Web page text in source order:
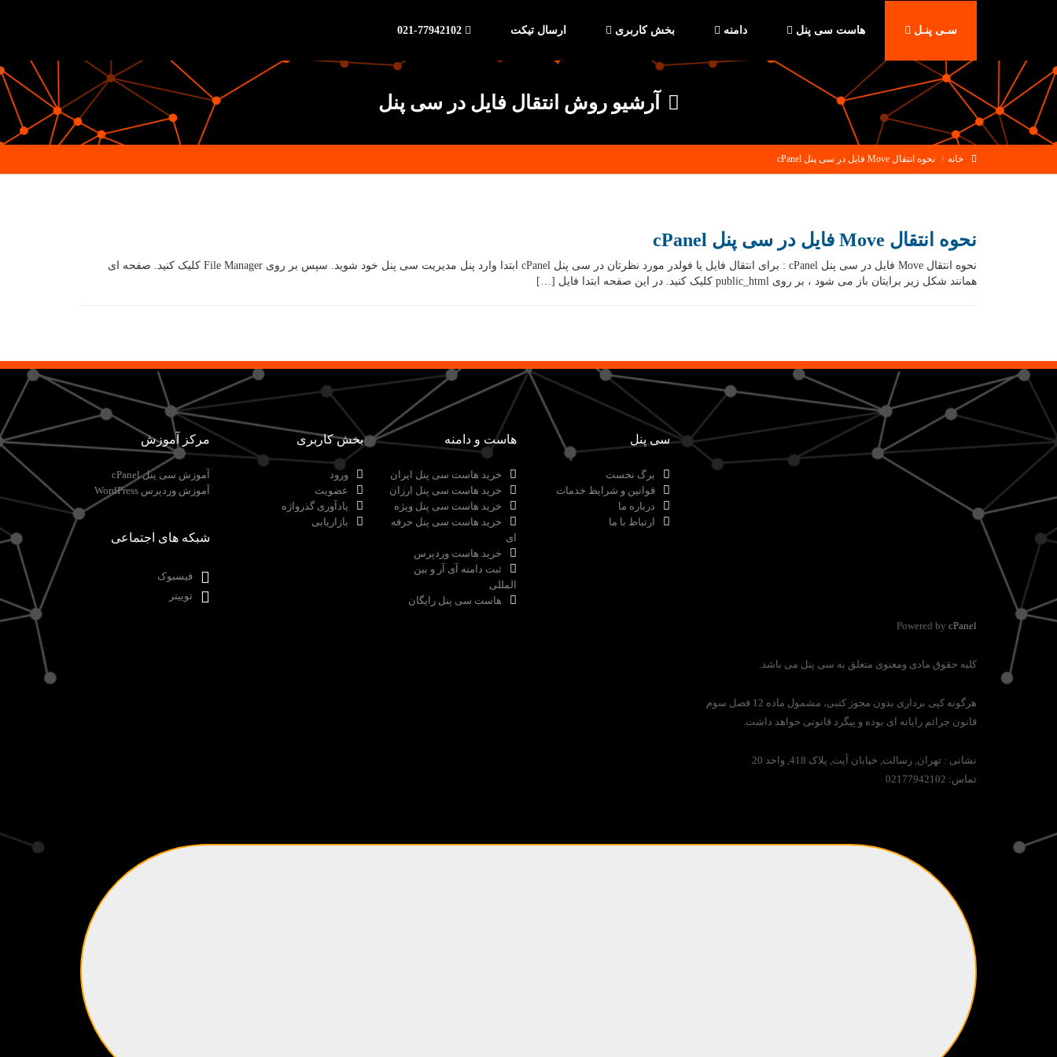
سـی پنـل هاست سی پنل دامنه بخش کاربری ارسال تیکت
آرشیو روش انتقال فایل در سی پنل
خانه نحوه انتقال Move فایل در سی پنل cPanel
نحوه انتقال Move فایل در سی پنل cPanel
نحوه انتقال Move فایل در سی پنل cPanel : برای انتقال فایل یا فولدر مورد نظرتان در سی پنل cPanel ابتدا وارد پنل مدیریت سی پنل خود شوید. سپس بر روی File Manager کلیک کنید. صفحه ای
همانند شکل زیر برایتان باز می شود ، بر روی public_html کلیک کنید. در این صفحه ابتدا فایل […]
Powered by cPanel
کلیه حقوق مادی ومعنوی متعلق به سی پنل می باشد.
هرگونه کپی برداری بدون مجوز کتبی، مشمول ماده 12 فصل سوم
قانون جرائم رایانه ای بوده و پیگرد قانونی خواهد داشت.
نشانی : تهران, رسالت, خیابان آیت, پلاک 418, واحد 20
تماس:
سی پنل
برگ نخست
قوانین و شرایط خدمات
درباره ما
ارتباط با ما
هاست و دامنه
خرید هاست سی پنل ایران
خرید هاست سی پنل ارزان
خرید هاست سی پنل ویژه
خرید هاست سی پنل حرفه
ای
خرید هاست وردپرس
ثبت دامنه آی آر و بین
المللی
هاست سی پنل رایگان
بخش کاربری
ورود
عضویت
یادآوری گذرواژه
بازاریابی
مرکز آموزش
آموزش سی پنل cPanel
آموزش وردپرس WordPress
شبکه های اجتماعی
فیسبوک
توییتر